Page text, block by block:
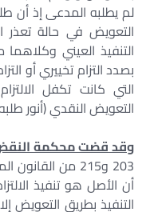
لم يطلبه المدعى إذ أن
التعويض في حالة تعذر
التنفيذ العيني
بصدد التزام تخييري أو
التي كانت تكفل
التعويض النقدي (أنور طلبه
وقد قضت محكمة
203 و215 من
أن الأصل هو تنفيذ
التنفيذ بطريق التعويض